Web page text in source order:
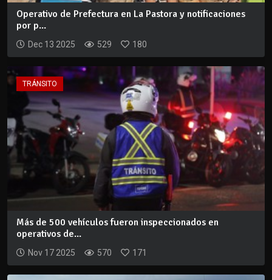
Operativo de Prefectura en La Pastora y notificaciones
por p...
Dec 13 2025 529 180
TRÁNSITO
Más de 500 vehículos fueron inspeccionados en
operativos de...
Nov 17 2025 570 171